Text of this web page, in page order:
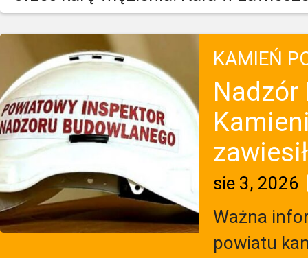
KAMIEŃ
Nadzór
sie 3, 2026
Ważna
powiatu